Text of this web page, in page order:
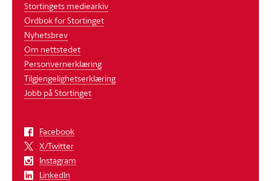
Stortingets mediearkiv
Ordbok for Stortinget
Nyhetsbrev
Om nettstedet
Personvernerklæring
Tilgjengelighetserklæring
Jobb på Stortinget
Facebook
X/Twitter
Instagram
LinkedIn